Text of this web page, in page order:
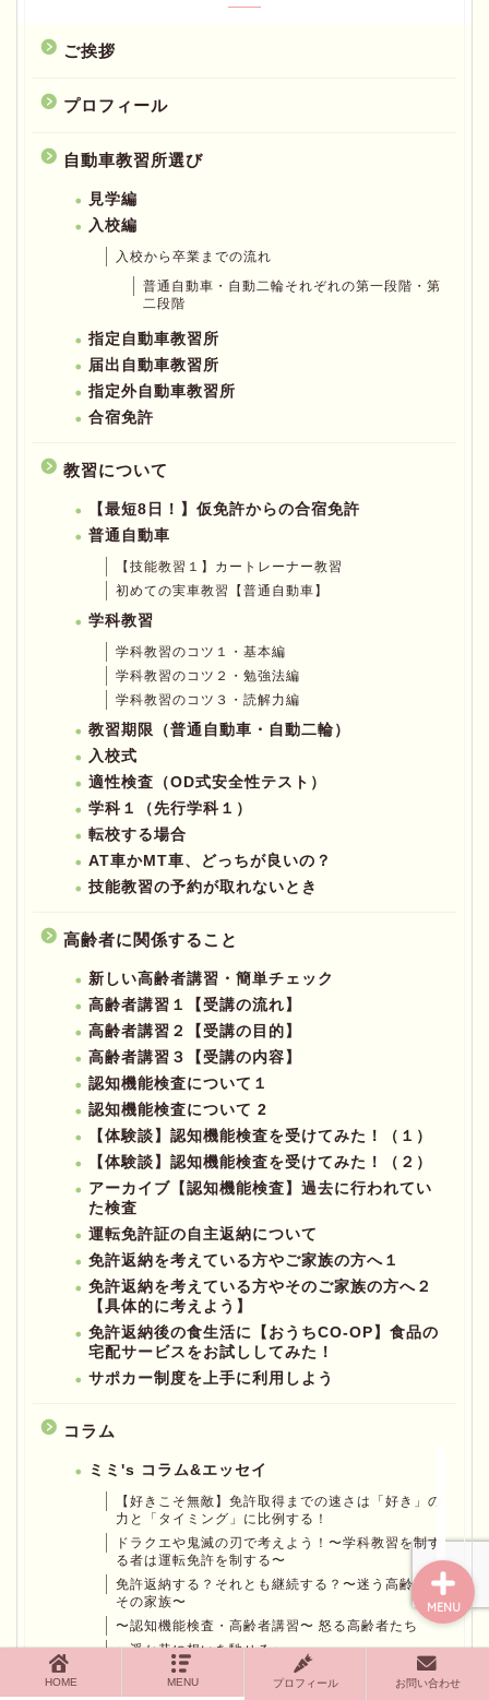
ご挨拶
プロフィール
自動車教習所選び
見学編
入校編
入校から卒業までの流れ
普通自動車・自動二輪それぞれの第一段階・第
二段階
指定自動車教習所
届出自動車教習所
指定外自動車教習所
合宿免許
教習について
【最短8日！】仮免許からの合宿免許
普通自動車
【技能教習１】カートレーナー教習
初めての実車教習【普通自動車】
学科教習
学科教習のコツ１・基本編
学科教習のコツ２・勉強法編
学科教習のコツ３・読解力編
教習期限（普通自動車・自動二輪）
入校式
適性検査（OD式安全性テスト）
学科１（先行学科１）
転校する場合
AT車かMT車、どっちが良いの？
技能教習の予約が取れないとき
高齢者に関係すること
新しい高齢者講習・簡単チェック
高齢者講習１【受講の流れ】
高齢者講習２【受講の目的】
高齢者講習３【受講の内容】
認知機能検査について１
認知機能検査について 2
【体験談】認知機能検査を受けてみた！（１）
【体験談】認知機能検査を受けてみた！（２）
アーカイブ【認知機能検査】過去に行われてい
た検査
運転免許証の自主返納について
免許返納を考えている方やご家族の方へ１
免許返納を考えている方やそのご家族の方へ２
【具体的に考えよう】
免許返納後の食生活に【おうちCO-OP】食品の
宅配サービスをお試ししてみた！
サポカー制度を上手に利用しよう
コラム
ミミ's コラム&エッセイ
【好きこそ無敵】免許取得までの速さは「好き」の
力と「タイミング」に比例する！
ドラクエや鬼滅の刃で考えよう！〜学科教習を制す
る者は運転免許を制する〜
免許返納する？それとも継続する？〜迷う高齢者と
その家族〜
〜認知機能検査・高齢者講習〜 怒る高齢者たち
〜遥か昔に想いを馳せる〜
交通事故はこうして起こる〜エヴァンゲリオンが好
HOME MENU プロフィール お問い合わせ
MENU
ホーム
プロフィール
プライバシーポリシー